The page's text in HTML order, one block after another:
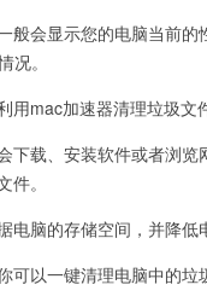
会显示您的电脑当前的
况。
mac加速器清理垃圾文件
载、安装软件或者浏览
件。
脑的存储空间，并降低
以一键清理电脑中的垃